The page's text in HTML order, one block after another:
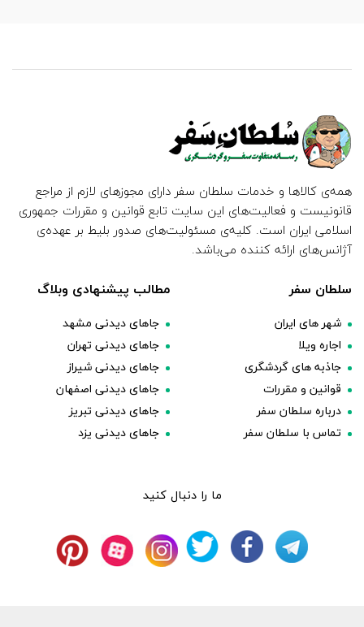
همه‌ی کالاها و خدمات سلطان سفر دارای مجوزهای لازم از مراجع
قانونیست و فعالیت‌های این سایت تابع قوانین و مقررات جمهوری
اسلامی ایران است. کلیه‌ی مسئولیت‌های صدور بلیط بر عهده‌ی
آژانس‌های ارائه کننده می‌باشد.
سلطان سفر
شهر های ایران
اجاره ویلا
جاذبه های گردشگری
قوانین و مقررات
درباره سلطان سفر
تماس با سلطان سفر
مطالب پیشنهادی وبلاگ
جاهای دیدنی مشهد
جاهای دیدنی تهران
جاهای دیدنی شیراز
جاهای دیدنی اصفهان
جاهای دیدنی تبریز
جاهای دیدنی یزد
ما را دنبال کنید